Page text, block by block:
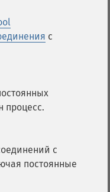
с
процесс.
с
постоянные